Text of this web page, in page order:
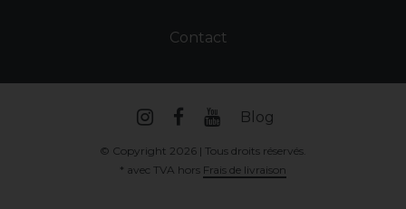
Contact
Blog
© Copyright 2026 | Tous droits réservés.
* avec TVA hors Frais de livraison